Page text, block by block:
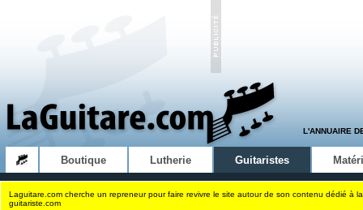
L'ANNUAIRE
Boutique Lutherie Guitaristes
Laguitare.com cherche un repreneur pour faire revivre le site autour de son contenu dédié à
guitariste.com